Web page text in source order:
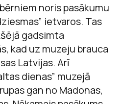
noris pasākumu
ietvaros. Tas
gadsimta
kad uz muzeju brauca
Latvijas. Arī
dienas” muzejā
gan no Madonas,